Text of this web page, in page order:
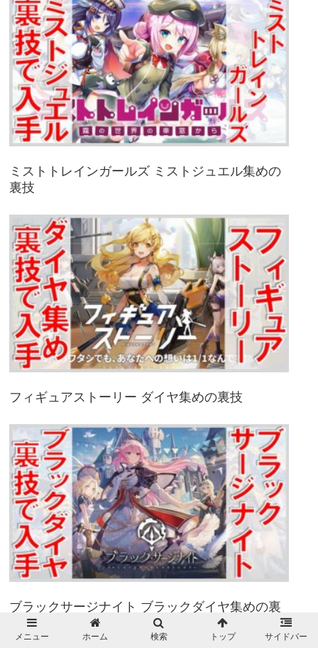
ミストトレインガールズ ミストジュエル集めの
裏技
フィギュアストーリー ダイヤ集めの裏技
ブラックサージナイト ブラックダイヤ集めの裏
メニュー ホーム 検索 トップ サイドバー